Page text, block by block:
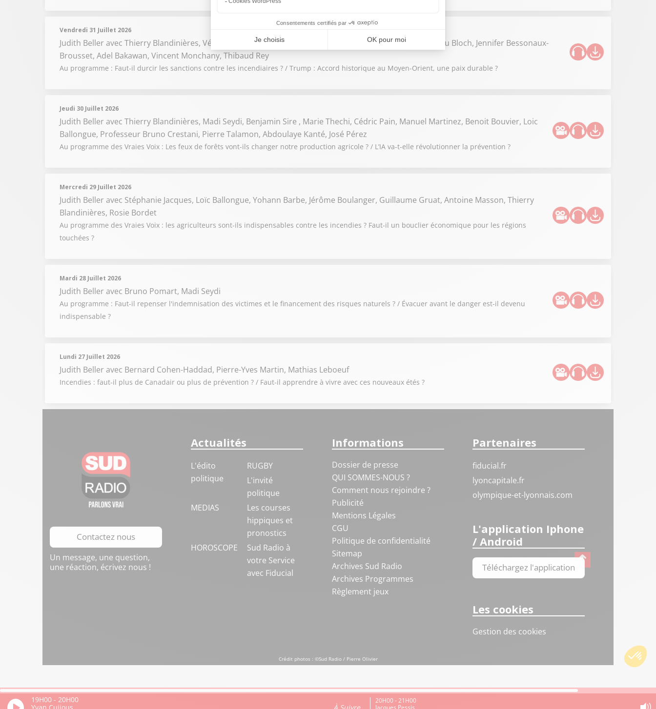
Vendredi 31 Juillet 2026
Judith Beller avec Thierry Blandinières, Véronique Langlais, Mickaël Szerman, Nathalie Le Yondre, Matthieu Bloch, Jennifer Bessonaux-
Brousset, Adel Bakawan, Vincent Monchany, Thibaud Rey
Au programme : Faut-il durcir les sanctions contre les incendiaires ? / Trump : Accord historique au Moyen-Orient, une paix durable ?
Jeudi 30 Juillet 2026
Judith Beller avec Thierry Blandinières, Madi Seydi, Benjamin Sire , Marie Thechi, Cédric Pain, Manuel Martinez, Benoit Bouvier, Loic
Ballongue, Professeur Bruno Crestani, Pierre Talamon, Abdoulaye Kanté, José Pérez
Au programme des Vraies Voix : Les feux de forêts vont-ils changer notre production agricole ? / L’IA va-t-elle révolutionner la prévention ?
Mercredi 29 Juillet 2026
Judith Beller avec Stéphanie Jacques, Loïc Ballongue, Yohann Barbe, Jérôme Boulanger, Guillaume Gruat, Antoine Masson, Thierry
Blandinières, Rosie Bordet
Au programme des Vraies Voix : les agriculteurs sont-ils indispensables contre les incendies ? Faut-il un bouclier économique pour les régions
touchées ?
Mardi 28 Juillet 2026
Judith Beller avec Bruno Pomart, Madi Seydi
Au programme : Faut-il repenser l'indemnisation des victimes et le financement des risques naturels ? / Évacuer avant le danger est-il devenu
indispensable ?
Lundi 27 Juillet 2026
Judith Beller avec Bernard Cohen-Haddad, Pierre-Yves Martin, Mathias Leboeuf
Incendies : faut-il plus de Canadair ou plus de prévention ? / Faut-il apprendre à vivre avec ces nouveaux étés ?
Contactez nous
Un message, une question,
une réaction, écrivez nous !
Actualités
L'édito
politique
RUGBY
L'invité
politique
MEDIAS
Les courses
hippiques et
pronostics
HOROSCOPE
Sud Radio à
votre Service
avec Fiducial
Informations
Dossier de presse
QUI SOMMES-NOUS ?
Comment nous rejoindre ?
Publicité
Mentions Légales
CGU
Politique de confidentialité
Sitemap
Archives Sud Radio
Archives Programmes
Règlement jeux
Partenaires
fiducial.fr
lyoncapitale.fr
olympique-et-lyonnais.com
L'application Iphone
/ Android
Téléchargez l'application
Les cookies
Gestion des cookies
Crédit photos : ©Sud Radio / Pierre Olivier
19H00 - 20H00
20H00 - 21H00
Jacques Pessis